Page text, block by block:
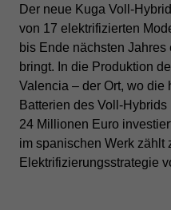
Der neue Kuga Voll-
von 17 elektrifizierten
bis Ende nächsten
bringt. In die Produktion
Valencia – der Ort, wo die
Batterien des Voll-
24 Millionen Euro
im spanischen Werk zählt
Elektrifizierungsstrategie